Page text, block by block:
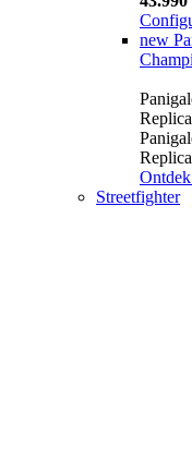
new
Replica
Replica
Streetfighter